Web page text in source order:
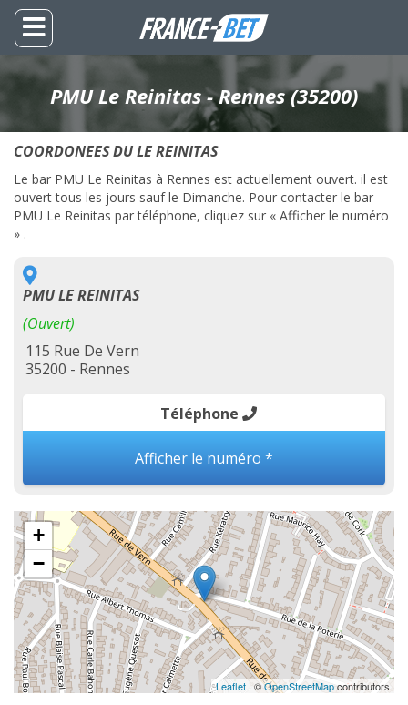
PMU Le Reinitas - Rennes (35200)
COORDONEES DU LE REINITAS
Le bar PMU Le Reinitas à Rennes est actuellement ouvert. il est
ouvert tous les jours sauf le Dimanche. Pour contacter le bar
PMU Le Reinitas par téléphone, cliquez sur « Afficher le numéro
» .
PMU LE REINITAS
(Ouvert)
115 Rue De Vern
35200 - Rennes
Téléphone
Afficher le numéro *
+
−
Leaflet | ©OpenStreetMapcontributors